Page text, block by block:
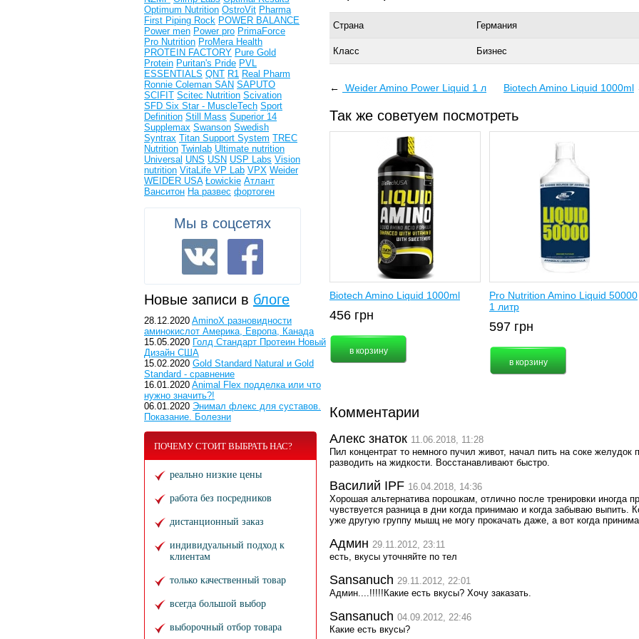
Страна Германия
Класс Бизнес
← Weider Amino Power Liquid 1 л Biotech Amino Liquid 1000ml
Так же советуем посмотреть
Biotech Amino Liquid 1000ml
456 грн
Pro Nutrition Amino Liquid 50000
1 литр
597 грн
Комментарии
Алекс знаток 11.06.2018, 11:28
Пил концентрат то немного пучил живот, начал пить на соке желудок
разводить на жидкости. Восстанавливают быстро.
Василий IPF 16.04.2018, 14:36
Хорошая альтернатива порошкам, отлично после тренировки иногда
чувствуется разница в дни когда принимаю и когда забываю
уже другую группу мышц не могу прокачать даже, а вот когда
Админ 29.11.2012, 23:11
есть, вкусы уточняйте по тел
Sansanuch 29.11.2012, 22:01
Админ....!!!!!Какие есть вкусы? Хочу заказать.
Sansanuch 04.09.2012, 22:46
Какие есть вкусы?
Optimum Nutrition OstroVit Pharma
First Piping Rock POWER BALANCE
Power men Power pro PrimaForce
Pro Nutrition ProMera Health
PROTEIN FACTORY Pure Gold
Protein Puritan's Pride PVL
ESSENTIALS QNT R1 Real Pharm
Ronnie Coleman SAN SAPUTO
SCIFIT Scitec Nutrition Scivation
SFD Six Star - MuscleTech Sport
Definition Still Mass Superior 14
Supplemax Swanson Swedish
Syntrax Titan Support System TREC
Nutrition Twinlab Ultimate nutrition
Universal UNS USN USP Labs Vision
nutrition VitaLife VP Lab VPX Weider
WEIDER USA Łowickie Атлант
Ванситон На развес фортоген
Мы в соцсетях
Новые записи в блоге
28.12.2020 AminoX разновидности
аминокислот Америка, Европа, Канада
15.05.2020 Голд Стандарт Протеин Новый
Дизайн США
15.02.2020 Gold Standard Natural и Gold
Standard - сравнение
16.01.2020 Animal Flex подделка или что
нужно значить?!
06.01.2020 Энимал флекс для суставов.
Показание. Болезни
ПОЧЕМУ СТОИТ ВЫБРАТЬ НАС?
реально низкие цены
работа без посредников
дистанционный заказ
индивидуальный подход к
клиентам
только качественный товар
всегда большой выбор
выборочный отбор товара